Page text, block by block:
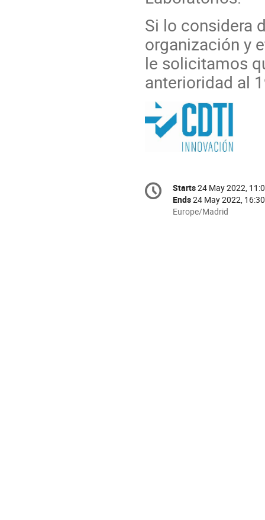
Si lo considera
organización y
le solicitamos
anterioridad al
Conference
information
Date/Time
Starts24 May 2022,
Ends24 May 2022, 16:30
All
Europe/Madrid